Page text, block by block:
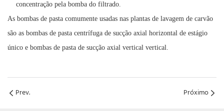
concentração pela bomba do filtrado.
As bombas de pasta comumente usadas nas plantas de lavagem de carvão
são as bombas de pasta centrífuga de sucção axial horizontal de estágio
único e bombas de pasta de sucção axial vertical vertical.
Prev. Próximo